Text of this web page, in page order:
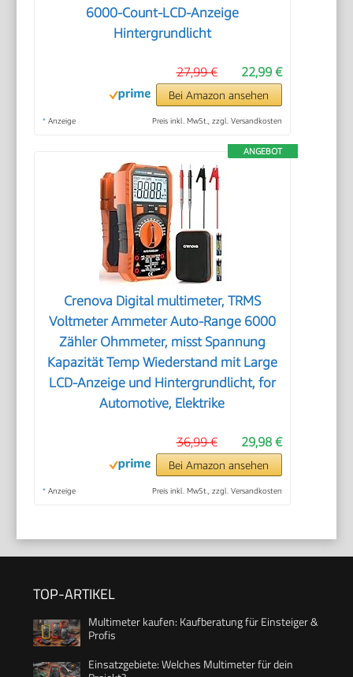
6000-Count-LCD-Anzeige
Hintergrundlicht
22,99 €
27,99 €
Bei Amazon ansehen
* Anzeige Preis inkl. MwSt., zzgl. Versandkosten
ANGEBOT
Crenova Digital multimeter, TRMS
Voltmeter Ammeter Auto-Range 6000
Zähler Ohmmeter, misst Spannung
Kapazität Temp Wiederstand mit Large
LCD-Anzeige und Hintergrundlicht, for
Automotive, Elektrike
29,98 €
36,99 €
Bei Amazon ansehen
* Anzeige Preis inkl. MwSt., zzgl. Versandkosten
TOP-ARTIKEL
Multimeter kaufen: Kaufberatung für Einsteiger &
Profis
Einsatzgebiete: Welches Multimeter für dein